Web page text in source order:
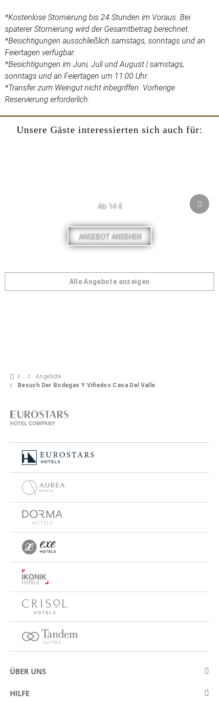
*Kostenlose Stornierung bis 24 Stunden im Voraus. Bei
späterer Stornierung wird der Gesamtbetrag berechnet.
*Besichtigungen ausschließlich samstags, sonntags und an
Feiertagen verfügbar.
*Besichtigungen im Juni, Juli und August | samstags,
sonntags und an Feiertagen um 11:00 Uhr.
*Transfer zum Weingut nicht inbegriffen. Vorherige
Reservierung erforderlich.
Unsere Gäste interessierten sich auch für:
Ab 14 €
ANGEBOT ANSEHEN
Alle Angebote anzeigen
Angebote
Besuch Der Bodegas Y Viñedos Casa Del Valle
ÜBER UNS
Über Eurostars Hotel Company
HILFE